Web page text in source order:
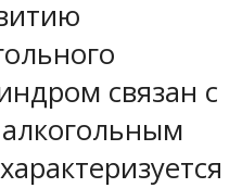
связан с